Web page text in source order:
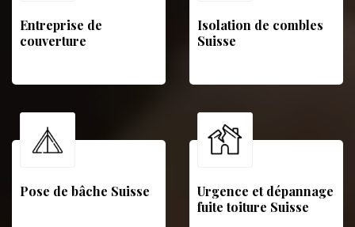
Entreprise de
couverture
Isolation de combles
Suisse
Pose de bâche Suisse
Urgence et dépannage
fuite toiture Suisse